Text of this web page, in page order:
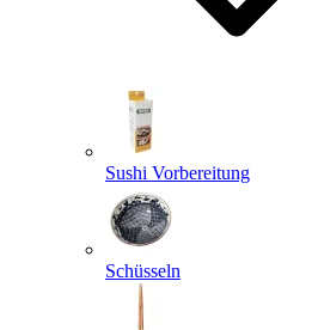
Sushi Vorbereitung
Schüsseln